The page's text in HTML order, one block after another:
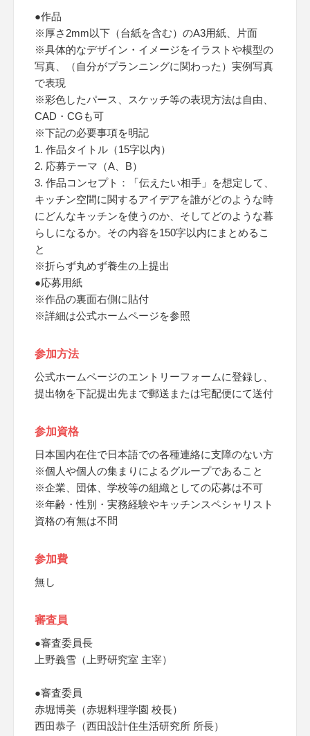
●作品
※厚さ2mm以下（台紙を含む）のA3用紙、片面
※具体的なデザイン・イメージをイラストや模型の
写真、（自分がプランニングに関わった）実例写真
で表現
※彩色したパース、スケッチ等の表現方法は自由、
CAD・CGも可
※下記の必要事項を明記
1. 作品タイトル（15字以内）
2. 応募テーマ（A、B）
3. 作品コンセプト：「伝えたい相手」を想定して、
キッチン空間に関するアイデアを誰がどのような時
にどんなキッチンを使うのか、そしてどのような暮
らしになるか。その内容を150字以内にまとめるこ
と
※折らず丸めず養生の上提出
●応募用紙
※作品の裏面右側に貼付
※詳細は公式ホームページを参照
参加方法
公式ホームページのエントリーフォームに登録し、
提出物を下記提出先まで郵送または宅配便にて送付
参加資格
日本国内在住で日本語での各種連絡に支障のない方
※個人や個人の集まりによるグループであること
※企業、団体、学校等の組織としての応募は不可
※年齢・性別・実務経験やキッチンスペシャリスト
資格の有無は不問
参加費
無し
審査員
●審査委員長
上野義雪（上野研究室 主宰）
●審査委員
赤堀博美（赤堀料理学園 校長）
西田恭子（西田設計住生活研究所 所長）